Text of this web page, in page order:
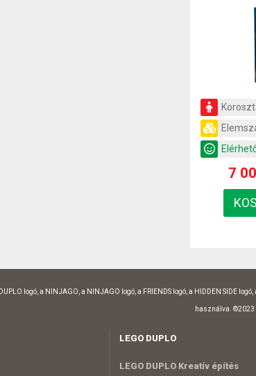
7
logó, a NINJAGO, a NINJAGO logó, a FRIENDS logó, a HIDDEN SIDE
használva. ©2023
LEGO DUPLO
LEGO DUPLO Kreatív építés